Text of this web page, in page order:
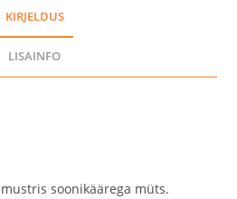
KIRJELDUS
LISAINFO
soonikäärega müts.